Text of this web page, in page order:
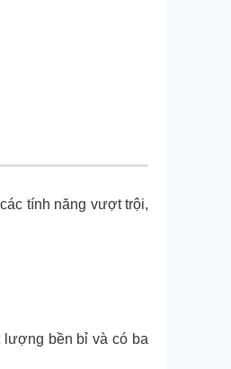
tính năng vượt trội,
bền bỉ và có ba